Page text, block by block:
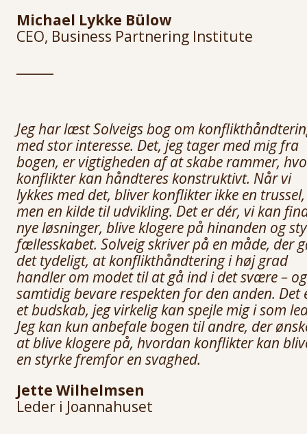
Michael Lykke Bülow
CEO, Business Partnering Institute
Jeg har læst Solveigs bog om
med stor interesse. Det, jeg tager med mig fra
bogen, er vigtigheden af at skabe rammer,
konflikter kan håndteres konstruktivt. Når vi
lykkes med det, bliver konflikter ikke en trussel,
men en kilde til udvikling. Det er dér, vi kan
nye løsninger, blive klogere på hinanden og
fællesskabet. Solveig skriver på en måde, der
det tydeligt, at konflikthåndtering i høj grad
handler om modet til at gå ind i det svære – og
samtidig bevare respekten for den anden. Det
et budskab, jeg virkelig kan spejle mig i som
Jeg kan kun anbefale bogen til andre, der
at blive klogere på, hvordan konflikter kan
en styrke fremfor en svaghed.
Jette Wilhelmsen
Leder i Joannahuset